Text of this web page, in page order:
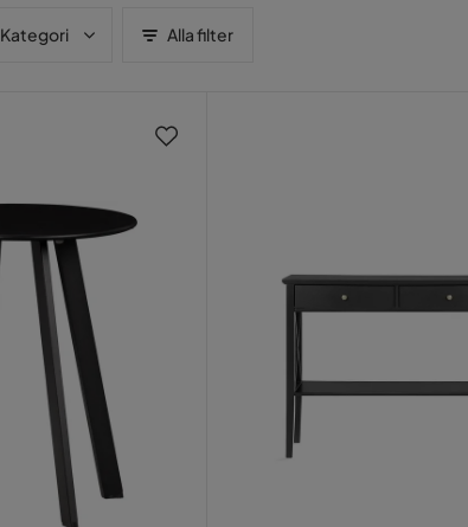
Kategori Alla filter